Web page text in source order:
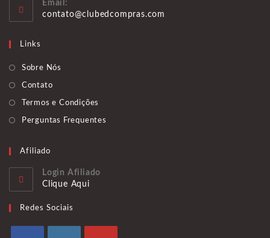
em
Email:
contato@clubedcompras.com
Links
Sobre Nós
Contato
Termos e Condições
Perguntas Frequentes
Afiliado
Login Afiliado
Clique Aqui
Redes Sociais